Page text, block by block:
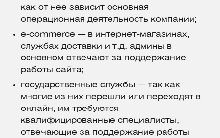
как от нее зависит основная
операционная деятельность компании;
e-commerce — в интернет-магазинах,
службах доставки и т.д. админы в
основном отвечают за поддержание
работы сайта;
государственные службы — так как
многие из них перешли или переходят в
онлайн, им требуются
квалифицированные специалисты,
отвечающие за поддержание работы